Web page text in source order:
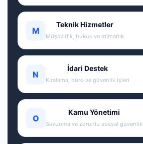
M
Teknik Hizmetler
Müşavirlik, hukuk ve mimarlık
N
İdari Destek
Kiralama, büro ve güvenlik işleri
O
Kamu Yönetimi
Savunma ve zorunlu sosyal güvenlik